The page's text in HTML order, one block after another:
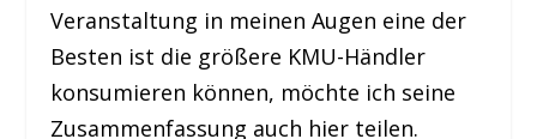
Veranstaltung in meinen Augen eine der
Besten ist die größere KMU-Händler
konsumieren können, möchte ich seine
Zusammenfassung auch hier teilen.